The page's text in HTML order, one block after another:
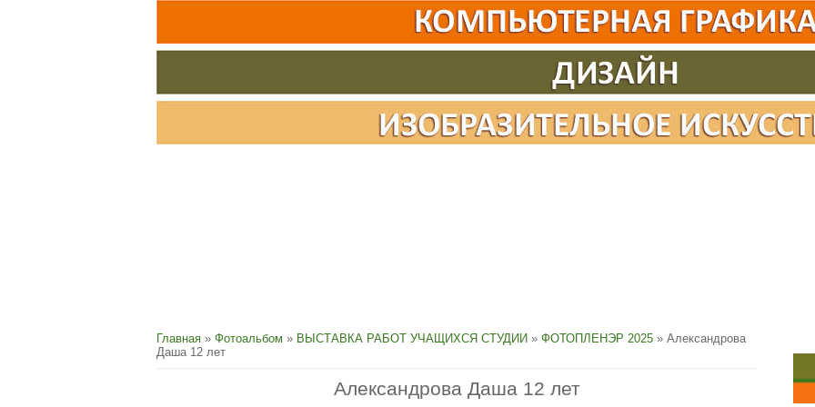
Главная » Фотоальбом » ВЫСТАВКА РАБОТ УЧАЩИХСЯ СТУДИИ » ФОТОПЛЕНЭР 2025 » Александрова
Даша 12 лет
Александрова Даша 12 лет